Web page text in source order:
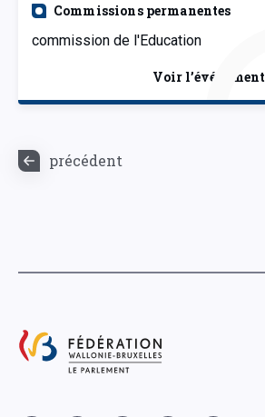
Commissions permanentes
commission de l'Education
Voir l’événement
précédent